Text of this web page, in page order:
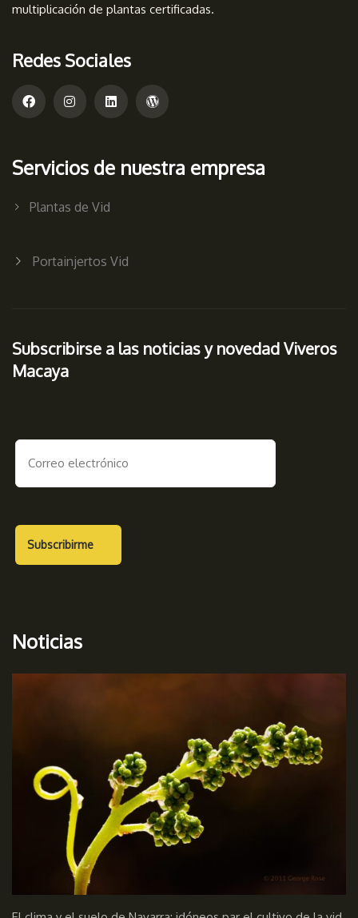
multiplicación de plantas certificadas.
Redes Sociales
Servicios de nuestra empresa
Plantas de Vid
Portainjertos Vid
Subscribirse a las noticias y novedad Viveros
Macaya
Noticias